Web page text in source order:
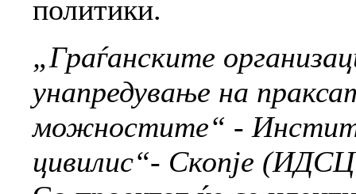
политики.
„Граѓанските
унапредување на
можностите“ -
цивилис“- Скопје